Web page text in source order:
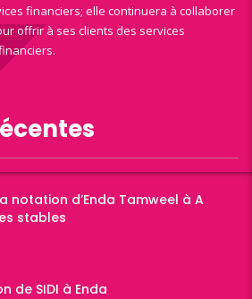
financiers; elle continuera à collaborer
offrir à ses clients des services
notation d’Enda Tamweel à A
stables
de SIDI à Enda